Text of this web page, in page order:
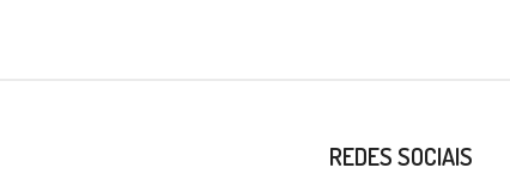
REDES SOCIAIS